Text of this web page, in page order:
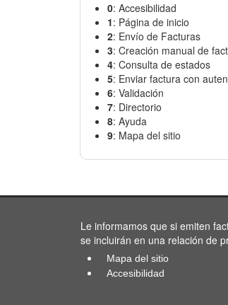
0: Accesibilidad
1: Página de inicio
2: Envío de Facturas
3: Creación manual de
4: Consulta de estados
5: Enviar factura con
6: Validación
7: Directorio
8: Ayuda
9: Mapa del sitio
Le informamos que si emiten
se incluirán en una relación de
Mapa del sitio
Accesibilidad